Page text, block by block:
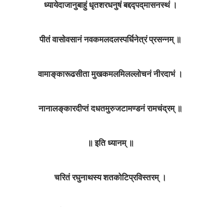
ध्यायेदाजानुबाहुं धृतशरधनुषं बद्दद्पद्‌मासनस्थं ।
पीतं वासोवसानं नवकमलदलस्पर्धिनेत्रं प्रसन्नम्‌ ॥
वामाङ्‌कारूढसीता मुखकमलमिलल्लोचनं नीरदाभं ।
नानालङ्‌कारदीप्तं दधतमुरुजटामण्डनं रामचंद्रम्‌ ॥
॥ इति ध्यानम्‌ ॥
चरितं रघुनाथस्य शतकोटिप्रविस्तरम्‌ ।